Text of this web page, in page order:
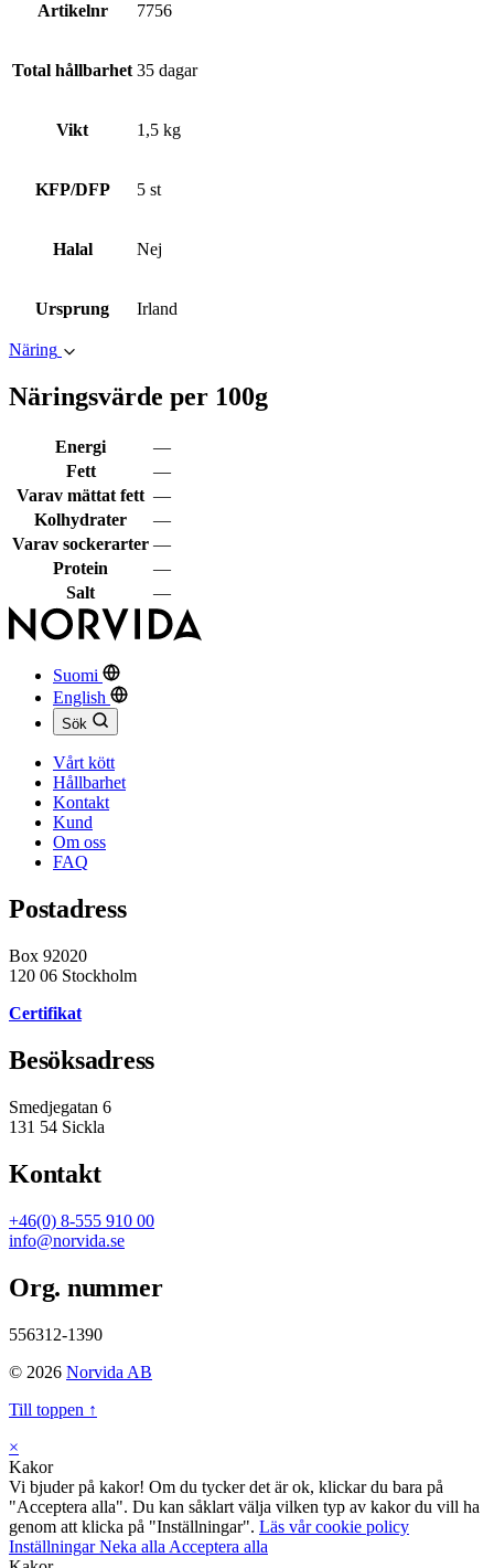
Artikelnr 7756
Total hållbarhet 35 dagar
Vikt 1,5 kg
KFP/DFP 5 st
Halal Nej
Ursprung Irland
Näring
Näringsvärde per 100g
Energi
—
Fett
—
Varav mättat fett —
Kolhydrater
—
Varav sockerarter —
Protein
—
Salt
—
Suomi
English
Sök
Vårt kött
Hållbarhet
Kontakt
Kund
Om oss
FAQ
Postadress
Box 92020
120 06 Stockholm
Certifikat
Besöksadress
Smedjegatan 6
131 54 Sickla
Kontakt
+46(0) 8-555 910 00
info@norvida.se
Org. nummer
556312-1390
© 2026 Norvida AB
Till toppen ↑
×
Kakor
Vi bjuder på kakor! Om du tycker det är ok, klickar du bara på
"Acceptera alla". Du kan såklart välja vilken typ av kakor du vill ha
genom att klicka på "Inställningar". Läs vår cookie policy
InställningarNeka alla Acceptera alla